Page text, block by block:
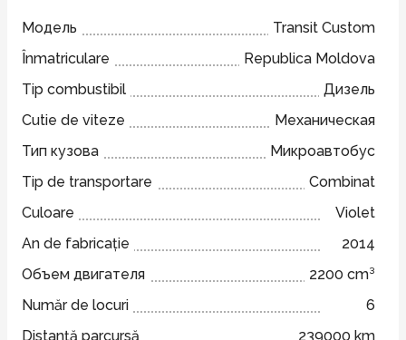
Модель
Transit Custom
Înmatriculare
Republica Moldova
Tip combustibil
Дизель
Cutie de viteze
Механическая
Тип кузова
Микроавтобус
Tip de transportare
Combinat
Culoare
Violet
An de fabricație
2014
Объем двигателя
2200 cm³
Număr de locuri
6
Distanță parcursă
239000 km